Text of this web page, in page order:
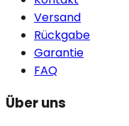
Versand
Rückgabe
Garantie
FAQ
Über uns